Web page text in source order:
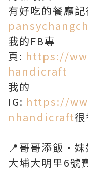
有好吃的餐廳
我的FB專
頁: https://
handicraft
我的
IG: https://
nhandicraft
📍哥哥添飯•妹
大埔大明里6號